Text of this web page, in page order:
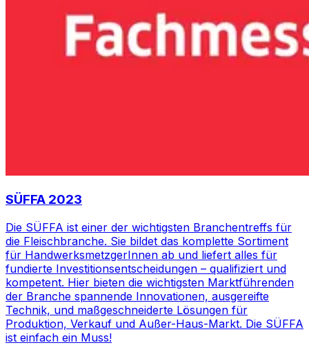
SÜFFA 2023
Die SÜFFA ist einer der wichtigsten Branchentreffs für
die Fleischbranche. Sie bildet das komplette Sortiment
für HandwerksmetzgerInnen ab und liefert alles für
fundierte Investitionsentscheidungen – qualifiziert und
kompetent. Hier bieten die wichtigsten Marktführenden
der Branche spannende Innovationen, ausgereifte
Technik, und maßgeschneiderte Lösungen für
Produktion, Verkauf und Außer-Haus-Markt. Die SÜFFA
ist einfach ein Muss!